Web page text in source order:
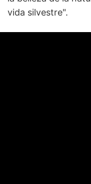
vida silvestre".